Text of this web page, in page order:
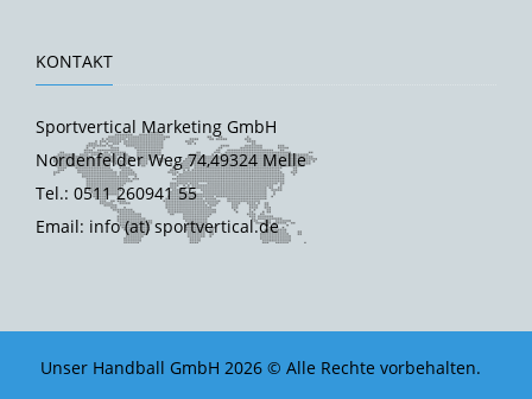
KONTAKT
Sportvertical Marketing GmbH
Nordenfelder Weg 74,49324 Melle
Tel.: 0511 260941 55
Email: info (at) sportvertical.de
Unser Handball GmbH 2026 © Alle Rechte vorbehalten.